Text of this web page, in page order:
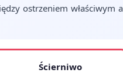
ostrzeniem właściwym
Ścierniwo